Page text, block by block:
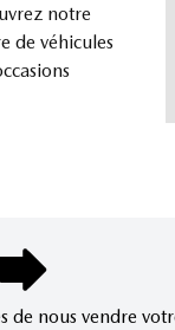
notre
de véhicules
de nous vendre